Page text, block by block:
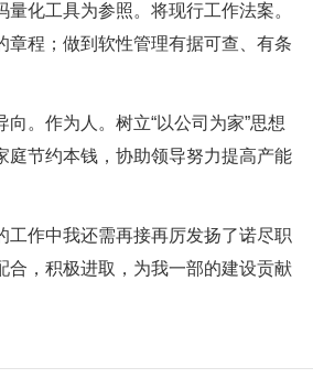
量化工具为参照。将现行工作法案。
章程；做到软性管理有据可查、有条
向。作为人。树立“以公司为家”思想
庭节约本钱，协助领导努力提高产能
工作中我还需再接再厉发扬了诺尽职
合，积极进取，为我一部的建设贡献